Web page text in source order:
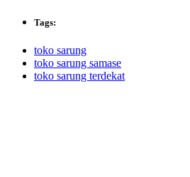
Tags:
toko sarung
toko sarung samase
toko sarung terdekat